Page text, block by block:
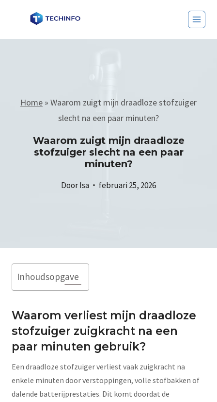
Home » Waarom zuigt mijn draadloze stofzuiger
slecht na een paar minuten?
Waarom zuigt mijn draadloze
stofzuiger slecht na een paar
minuten?
DoorIsa februari 25, 2026
Inhoudsopgave
Waarom verliest mijn draadloze
stofzuiger zuigkracht na een
paar minuten gebruik?
Een draadloze stofzuiger verliest vaak zuigkracht na
enkele minuten door verstoppingen, volle stofbakken of
dalende batterijprestaties. Dit komt doordat de